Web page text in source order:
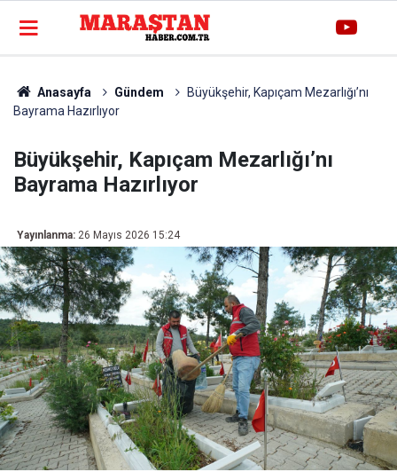
Anasayfa Gündem
Büyükşehir, Kapıçam Mezarlığı’nı
Bayrama Hazırlıyor
Büyükşehir, Kapıçam Mezarlığı’nı
Bayrama Hazırlıyor
Yayınlanma: 26 Mayıs 2026 15:24